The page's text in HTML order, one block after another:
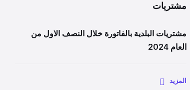
مشتريات
مشتريات البلدية بالفاتورة خلال النصف الاول من
العام 2024
المزيد